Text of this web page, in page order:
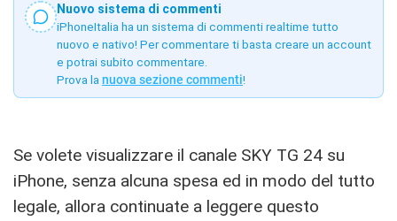
Nuovo sistema di commenti
iPhoneItalia ha un sistema di commenti realtime tutto
nuovo e nativo! Per commentare ti basta creare un account
e potrai subito commentare.
Prova la nuova sezione commenti!
Se volete visualizzare il canale SKY TG 24 su
iPhone, senza alcuna spesa ed in modo del tutto
legale, allora continuate a leggere questo